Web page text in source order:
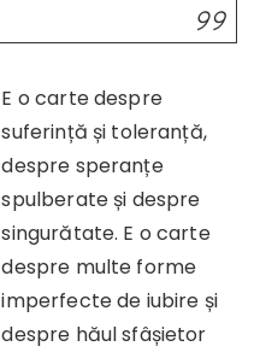
E o carte despre
suferință și toleranță,
despre speranțe
spulberate și despre
singurătate. E o carte
despre multe forme
imperfecte de iubire și
despre hăul sfâșietor